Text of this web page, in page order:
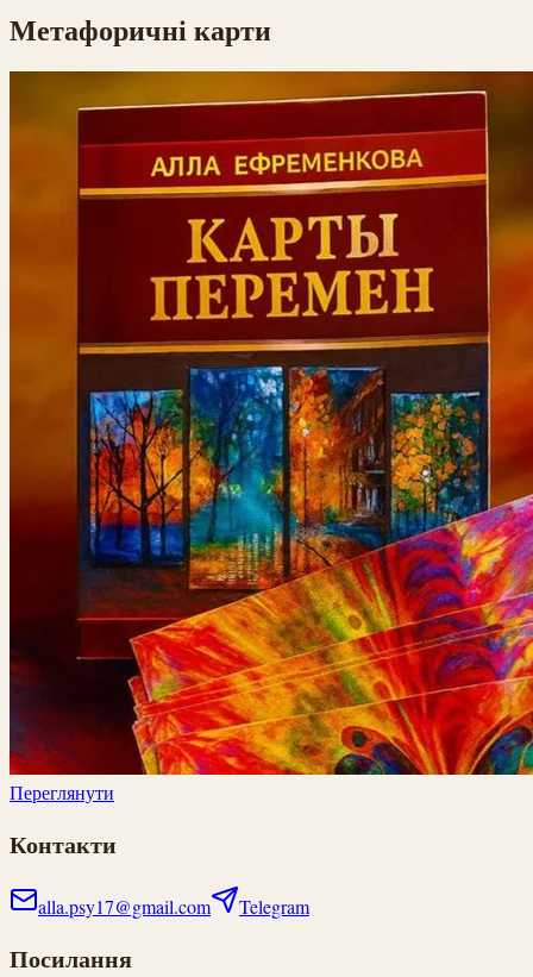
Метафоричні карти
Переглянути
Контакти
alla.psy17@gmail.com Telegram
Посилання